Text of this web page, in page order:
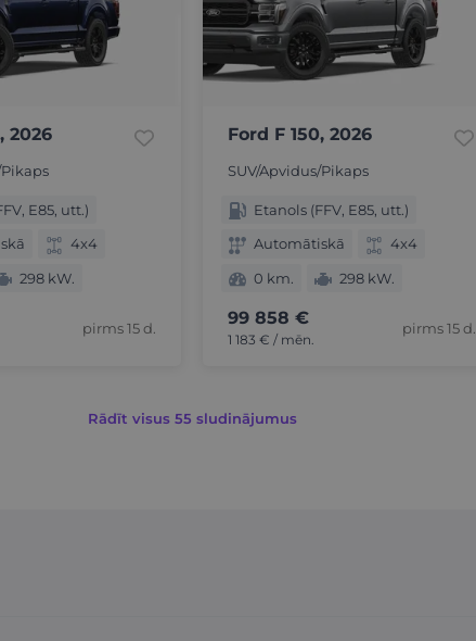
2026
E85, utt.)
4x4
298 kW.
pirms 15 d.
Ford F 150, 2026
SUV/Apvidus/Pikaps
Etanols (FFV, E85, utt.)
Automātiskā
4x4
0 km.
298 kW.
99 858 €
1 183 € / mēn.
pirms 15 d.
Rādīt visus 55 sludinājumus